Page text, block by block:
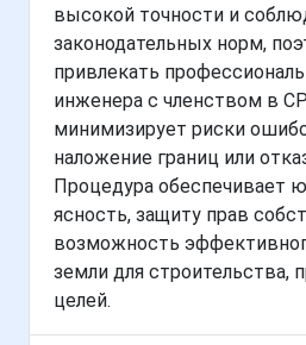
высокой точности и
законодательных норм,
привлекать
инженера с членством в
минимизирует риски
наложение границ или
Процедура обеспечивает
ясность, защиту прав
возможность
земли для строительства,
целей.